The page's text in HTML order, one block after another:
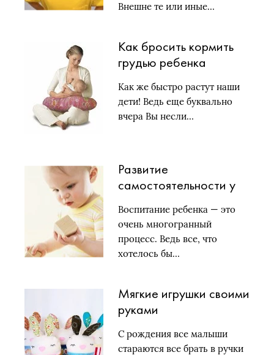
Внешне те или иные…
Как бросить кормить
грудью ребенка
Как же быстро растут наши
дети! Ведь еще буквально
вчера Вы несли…
Развитие
самостоятельности у
Воспитание ребенка — это
очень многогранный
процесс. Ведь все, что
хотелось бы…
Мягкие игрушки своими
руками
С рождения все малыши
стараются все брать в ручки